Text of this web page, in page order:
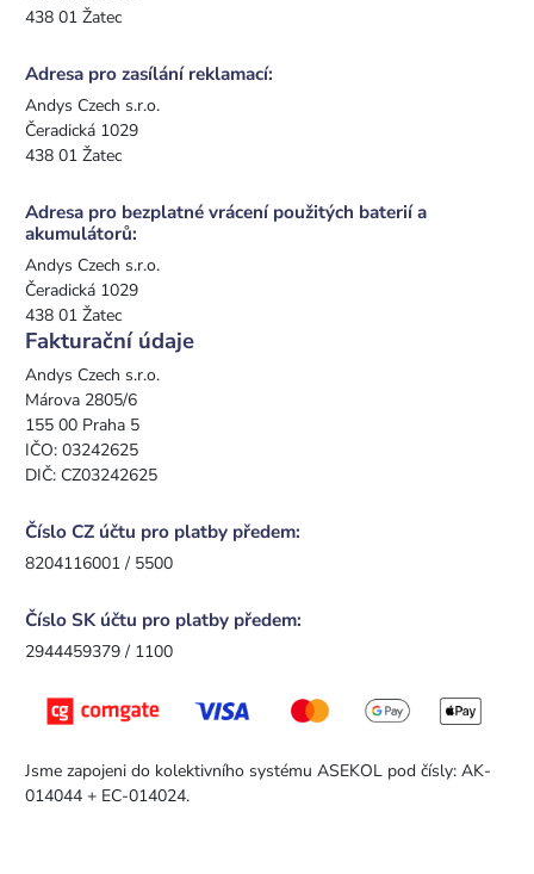
438 01 Žatec
Adresa pro zasílání reklamací:
Andys Czech s.r.o.
Čeradická 1029
438 01 Žatec
Adresa pro bezplatné vrácení použitých baterií a
akumulátorů:
Andys Czech s.r.o.
Čeradická 1029
438 01 Žatec
Fakturační údaje
Andys Czech s.r.o.
Márova 2805/6
155 00 Praha 5
IČO: 03242625
DIČ: CZ03242625
Číslo CZ účtu pro platby předem:
8204116001 / 5500
Číslo SK účtu pro platby předem:
2944459379 / 1100
Jsme zapojeni do kolektivního systému ASEKOL pod čísly: AK-
014044 + EC-014024.